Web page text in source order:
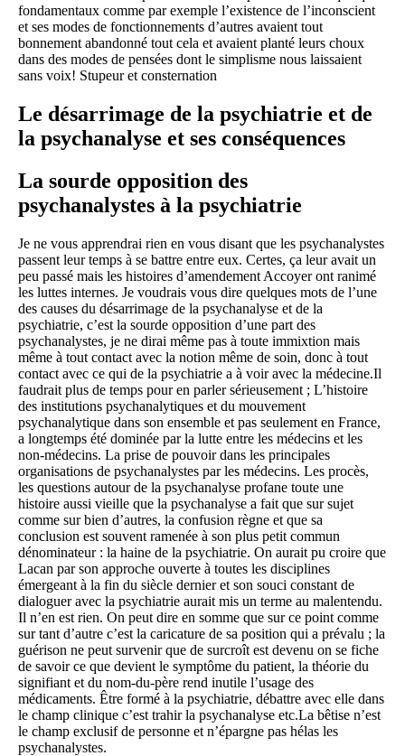
fondamentaux comme par exemple l’existence de l’inconscient
et ses modes de fonctionnements d’autres avaient tout
bonnement abandonné tout cela et avaient planté leurs choux
dans des modes de pensées dont le simplisme nous laissaient
sans voix! Stupeur et consternation
Le désarrimage de la psychiatrie et de
la psychanalyse et ses conséquences
La sourde opposition des
psychanalystes à la psychiatrie
Je ne vous apprendrai rien en vous disant que les psychanalystes
passent leur temps à se battre entre eux. Certes, ça leur avait un
peu passé mais les histoires d’amendement Accoyer ont ranimé
les luttes internes. Je voudrais vous dire quelques mots de l’une
des causes du désarrimage de la psychanalyse et de la
psychiatrie, c’est la sourde opposition d’une part des
psychanalystes, je ne dirai même pas à toute immixtion mais
même à tout contact avec la notion même de soin, donc à tout
contact avec ce qui de la psychiatrie a à voir avec la médecine.Il
faudrait plus de temps pour en parler sérieusement ; L’histoire
des institutions psychanalytiques et du mouvement
psychanalytique dans son ensemble et pas seulement en France,
a longtemps été dominée par la lutte entre les médecins et les
non-médecins. La prise de pouvoir dans les principales
organisations de psychanalystes par les médecins. Les procès,
les questions autour de la psychanalyse profane toute une
histoire aussi vieille que la psychanalyse a fait que sur sujet
comme sur bien d’autres, la confusion règne et que sa
conclusion est souvent ramenée à son plus petit commun
dénominateur : la haine de la psychiatrie. On aurait pu croire que
Lacan par son approche ouverte à toutes les disciplines
émergeant à la fin du siècle dernier et son souci constant de
dialoguer avec la psychiatrie aurait mis un terme au malentendu.
Il n’en est rien. On peut dire en somme que sur ce point comme
sur tant d’autre c’est la caricature de sa position qui a prévalu ; la
guérison ne peut survenir que de surcroît est devenu on se fiche
de savoir ce que devient le symptôme du patient, la théorie du
signifiant et du nom-du-père rend inutile l’usage des
médicaments. Être formé à la psychiatrie, débattre avec elle dans
le champ clinique c’est trahir la psychanalyse etc.La bêtise n’est
le champ exclusif de personne et n’épargne pas hélas les
psychanalystes.